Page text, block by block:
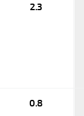
2.3
0.8